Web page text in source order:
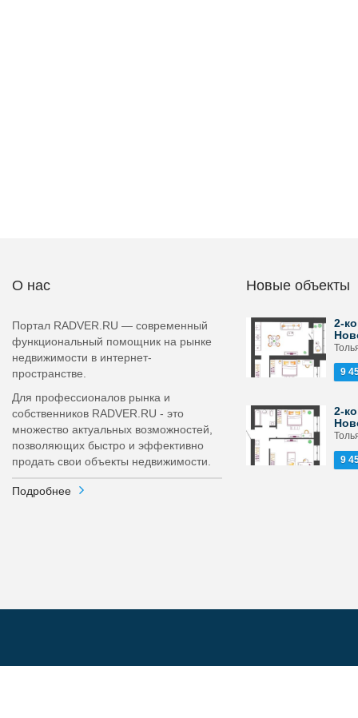
О нас
Портал RADVER.RU — современный
функциональный помощник на рынке
недвижимости в интернет-
пространстве.
Для профессионалов рынка и
собственников RADVER.RU - это
множество актуальных возможностей,
позволяющих быстро и эффективно
продать свои объекты недвижимости.
Подробнее
Новые объекты
2-
9
2-
9